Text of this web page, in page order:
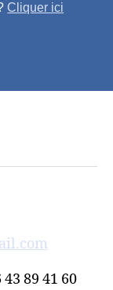
Cliquer ici
89 41 60